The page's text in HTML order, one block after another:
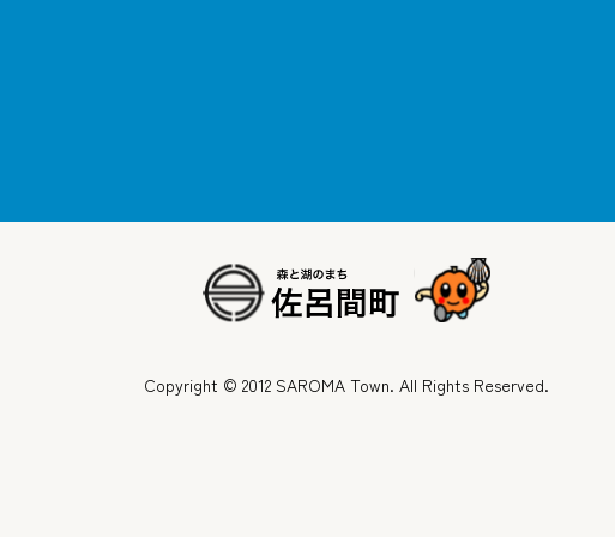
Copyright © 2012 SAROMA Town. All Rights Reserved.